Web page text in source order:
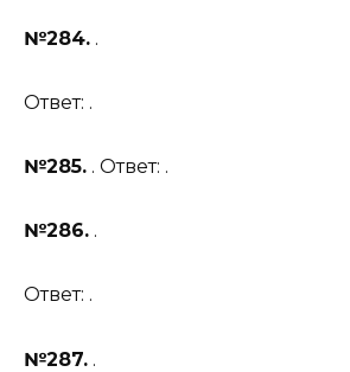
№284. .
Ответ: .
№285. . Ответ: .
№286. .
Ответ: .
№287. .